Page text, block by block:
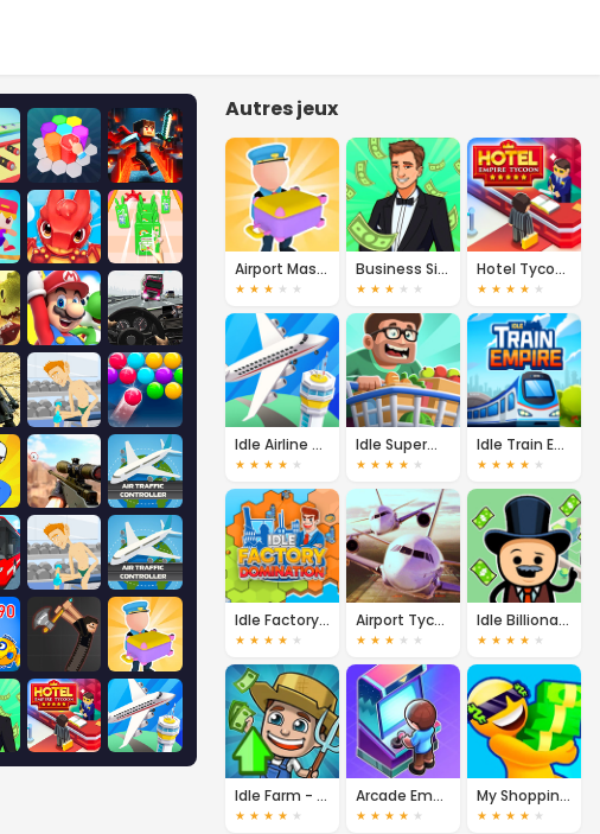
Autres jeux
Airport Master - Plane Tycoon
★ ★ ★ ★ ★
Business Simulator
★ ★ ★ ★ ★
Hotel Tycoon Empire
★ ★ ★ ★ ★
Idle Airline Tycoon
★ ★ ★ ★ ★
Idle Supermarket Tycoon
★ ★ ★ ★ ★
Idle Train Empire Tycoon
★ ★ ★ ★ ★
Idle Factory Domination
★ ★ ★ ★ ★
Airport Tycoon
★ ★ ★ ★ ★
Idle Billionaire Tycoon
★ ★ ★ ★ ★
Idle Farm - Harvest Empire
★ ★ ★ ★ ★
Arcade Empire
★ ★ ★ ★ ★
My Shopping Mall - Business Clicker
★ ★ ★ ★ ★